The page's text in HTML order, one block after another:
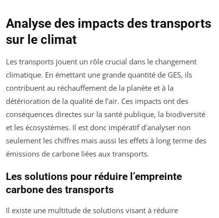
Analyse des impacts des transports
sur le climat
Les transports jouent un rôle crucial dans le changement
climatique. En émettant une grande quantité de GES, ils
contribuent au réchauffement de la planète et à la
détérioration de la qualité de l’air. Ces impacts ont des
conséquences directes sur la santé publique, la biodiversité
et les écosystèmes. Il est donc impératif d’analyser non
seulement les chiffres mais aussi les effets à long terme des
émissions de carbone liées aux transports.
Les solutions pour réduire l’empreinte
carbone des transports
Il existe une multitude de solutions visant à réduire